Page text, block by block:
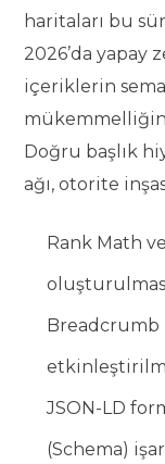
haritaları bu
2026’da yapay
içeriklerin
Doğru başlık
ağı, otorite
Rank Math
Breadcrumb
JSON-LD
(Schema)